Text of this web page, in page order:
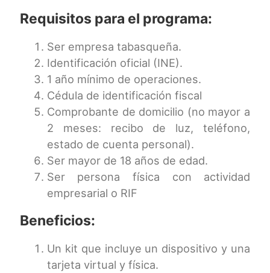
Requisitos para el programa:
Ser empresa tabasqueña.
Identificación oficial (INE).
1 año mínimo de operaciones.
Cédula de identificación fiscal
Comprobante de domicilio (no mayor a
2 meses: recibo de luz, teléfono,
estado de cuenta personal).
Ser mayor de 18 años de edad.
Ser persona física con actividad
empresarial o RIF
Beneficios:
Un kit que incluye un dispositivo y una
tarjeta virtual y física.